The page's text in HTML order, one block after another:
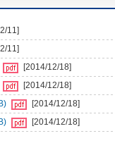
11]
11]
[2014/12/18]
[2014/12/18]
[2014/12/18]
[2014/12/18]